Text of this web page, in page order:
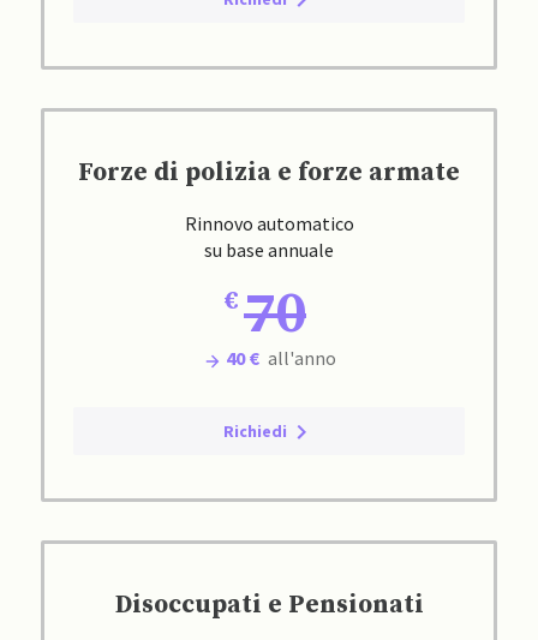
Forze di polizia e forze armate
Rinnovo automatico
su base annuale
70
40 € all'anno
Richiedi
Disoccupati e Pensionati